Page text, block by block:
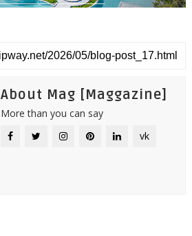
About Mag [Maggazine]
More than you can say
vk